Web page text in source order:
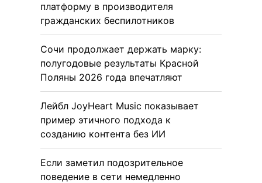
платформу в производителя
гражданских беспилотников
Сочи продолжает держать марку:
полугодовые результаты Красной
Поляны 2026 года впечатляют
Лейбл JoyHeart Music показывает
пример этичного подхода к
созданию контента без ИИ
Если заметил подозрительное
поведение в сети немедленно